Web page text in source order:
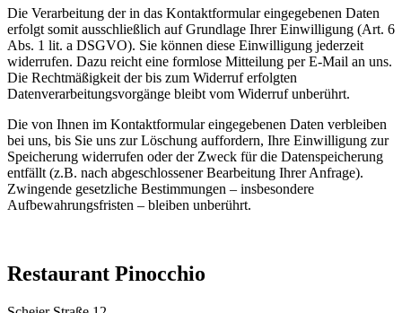
Die Verarbeitung der in das Kontaktformular eingegebenen Daten
erfolgt somit ausschließlich auf Grundlage Ihrer Einwilligung (Art. 6
Abs. 1 lit. a DSGVO). Sie können diese Einwilligung jederzeit
widerrufen. Dazu reicht eine formlose Mitteilung per E-Mail an uns.
Die Rechtmäßigkeit der bis zum Widerruf erfolgten
Datenverarbeitungsvorgänge bleibt vom Widerruf unberührt.
Die von Ihnen im Kontaktformular eingegebenen Daten verbleiben
bei uns, bis Sie uns zur Löschung auffordern, Ihre Einwilligung zur
Speicherung widerrufen oder der Zweck für die Datenspeicherung
entfällt (z.B. nach abgeschlossener Bearbeitung Ihrer Anfrage).
Zwingende gesetzliche Bestimmungen – insbesondere
Aufbewahrungsfristen – bleiben unberührt.
Restaurant Pinocchio